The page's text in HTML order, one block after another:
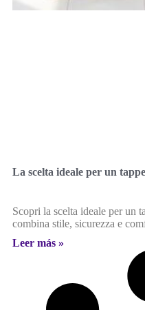
La scelta ideale per un
Scopri la scelta ideale per un
combina stile, sicurezza e
Leer más »